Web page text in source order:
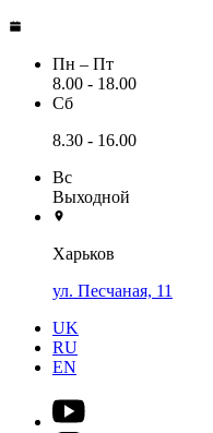
Пн – Пт
8.00 - 18.00
Сб
8.30 - 16.00
Вс
Выходной
Харьков
ул. Песчаная, 11
UK
RU
EN